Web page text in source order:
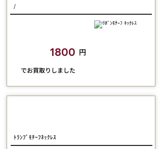
/
1800 円
​でお買取りしました
ﾄﾗﾝﾌﾟﾓﾁｰﾌﾈｯｸﾚｽ